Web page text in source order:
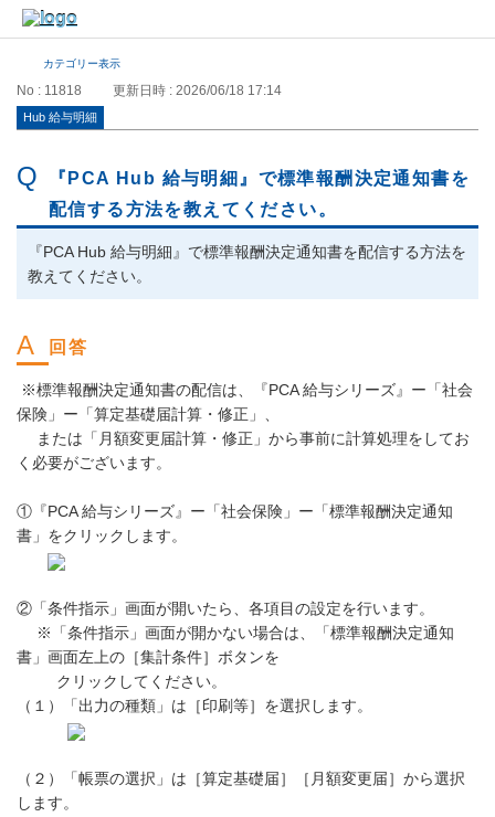
カテゴリー表示
No : 11818 更新日時 : 2026/06/18 17:14
Hub 給与明細
『PCA Hub 給与明細』で標準報酬決定通知書を
配信する方法を教えてください。
『PCA Hub 給与明細』で標準報酬決定通知書を配信する方法を
教えてください。
※標準報酬決定通知書の配信は、『PCA 給与シリーズ』ー「社会
保険」ー「算定基礎届計算・修正」、
または「月額変更届計算・修正」から事前に計算処理をしてお
く必要がございます。
①『PCA 給与シリーズ』ー「社会保険」ー「標準報酬決定通知
書」をクリックします。
②「条件指示」画面が開いたら、各項目の設定を行います。
※「条件指示」画面が開かない場合は、「標準報酬決定通知
書」画面左上の［集計条件］ボタンを
クリックしてください。
（１）「出力の種類」は［印刷等］を選択します。
（２）「帳票の選択」は［算定基礎届］［月額変更届］から選択
します。